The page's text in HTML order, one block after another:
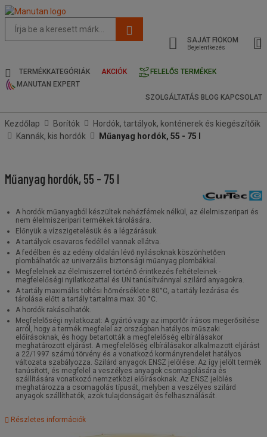
oldal
és
keresési
SAJÁT FIÓKOM
Bejelentkezés
TERMÉKKATEGÓRIÁK AKCIÓK
FELELŐS TERMÉKEK
MANUTAN EXPERT
SZOLGÁLTATÁS BLOG KAPCSOLAT
Kezdőlap Borítók
Hordók, tartályok, konténerek és kiegészítőik
Kannák, kis hordók
Műanyag hordók, 55 - 75 l
Műanyag hordók, 55 - 75 l
A hordók műanyagból készültek nehézfémek nélkül, az élelmiszeripari és
nem élelmiszeripari termékek tárolására.
Előnyük a vízszigetelésük és a légzárásuk.
A tartályok csavaros fedéllel vannak ellátva.
A fedélben és az edény oldalán lévő nyílásoknak köszönhetően
plombálhatók az univerzális biztonsági műanyag plombákkal.
Megfelelnek az élelmiszerrel történő érintkezés feltételeinek -
megfelelőségi nyilatkozattal és UN tanúsítvánnyal szilárd anyagokra.
A tartály maximális töltési hőmérséklete 80°C, a tartály lezárása és
tárolása előtt a tartály tartalma max. 30 °C.
A hordók rakásolhatók.
Megfelelőségi nyilatkozat: A gyártó vagy az importőr írásos megerősítése
arról, hogy a termék megfelel az országban hatályos műszaki
előírásoknak, és hogy betartották a megfelelőség elbírálásakor
meghatározott eljárást. A megfelelőség elbírálásakor alkalmazott eljárást
a 22/1997 számú törvény és a vonatkozó kormányrendelet hatályos
változata szabályozza. Szilárd anyagok ENSZ jelölése: Az így jelölt termék
tanúsított, és megfelel a veszélyes anyagok csomagolására és
szállítására vonatkozó nemzetközi előírásoknak. Az ENSZ jelölés
meghatározza a csomagolás típusát, melyben a veszélyes szilárd
anyagok szállíthatók, azok tulajdonságait és felhasználását.
Részletes információk